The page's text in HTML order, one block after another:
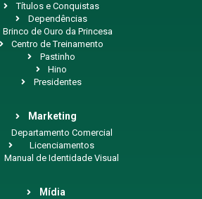
Títulos e Conquistas
Dependências
Brinco de Ouro da Princesa
Centro de Treinamento
Pastinho
Hino
Presidentes
Marketing
Departamento Comercial
Licenciamentos
Manual de Identidade Visual
Mídia